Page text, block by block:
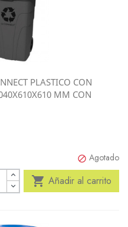
PLASTICO CON
MM CON
 Agotado
 Añadir al carrito